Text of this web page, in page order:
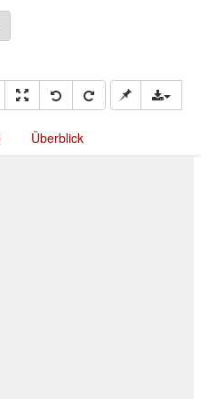
Überblick